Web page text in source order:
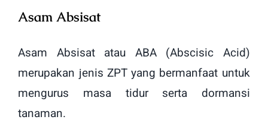
Asam Absisat
Asam Absisat atau ABA (Abscisic Acid)
merupakan jenis ZPT yang bermanfaat untuk
mengurus masa tidur serta dormansi
tanaman.